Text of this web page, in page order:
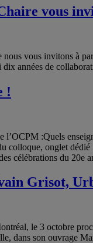
vous
nous vous invitons à
dix années de
!
l’OCPM :Quels
colloque, onglet
célébrations du
Grisot,
le 3 octobre
dans son ouvrage